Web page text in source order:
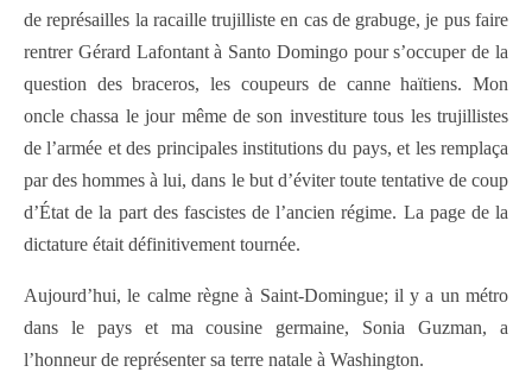
de représailles la racaille trujilliste en cas de grabuge, je pus faire
rentrer Gérard Lafontant à Santo Domingo pour s’occuper de la
question des braceros, les coupeurs de canne haïtiens. Mon
oncle chassa le jour même de son investiture tous les trujillistes
de l’armée et des principales institutions du pays, et les remplaça
par des hommes à lui, dans le but d’éviter toute tentative de coup
d’État de la part des fascistes de l’ancien régime. La page de la
dictature était définitivement tournée.
Aujourd’hui, le calme règne à Saint-Domingue; il y a un métro
dans le pays et ma cousine germaine, Sonia Guzman, a
l’honneur de représenter sa terre natale à Washington.